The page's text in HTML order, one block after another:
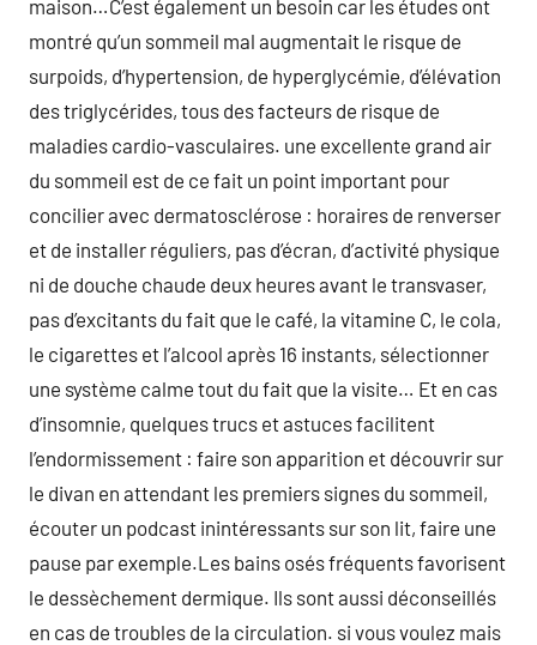
maison…C’est également un besoin car les études ont
montré qu’un sommeil mal augmentait le risque de
surpoids, d’hypertension, de hyperglycémie, d’élévation
des triglycérides, tous des facteurs de risque de
maladies cardio-vasculaires. une excellente grand air
du sommeil est de ce fait un point important pour
concilier avec dermatosclérose : horaires de renverser
et de installer réguliers, pas d’écran, d’activité physique
ni de douche chaude deux heures avant le transvaser,
pas d’excitants du fait que le café, la vitamine C, le cola,
le cigarettes et l’alcool après 16 instants, sélectionner
une système calme tout du fait que la visite… Et en cas
d’insomnie, quelques trucs et astuces facilitent
l’endormissement : faire son apparition et découvrir sur
le divan en attendant les premiers signes du sommeil,
écouter un podcast inintéressants sur son lit, faire une
pause par exemple.Les bains osés fréquents favorisent
le dessèchement dermique. Ils sont aussi déconseillés
en cas de troubles de la circulation. si vous voulez mais